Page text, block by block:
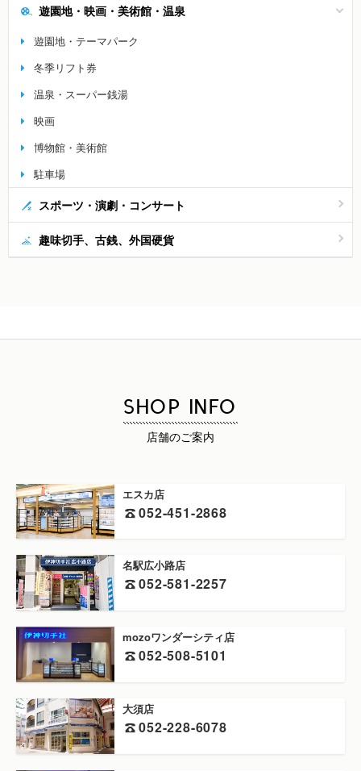
遊園地・映画・美術館・温泉
遊園地・テーマパーク
冬季リフト券
温泉・スーパー銭湯
映画
博物館・美術館
駐車場
スポーツ・演劇・コンサート
趣味切手、古銭、外国硬貨
SHOP INFO
店舗のご案内
エスカ店
052-451-2868
名駅広小路店
052-581-2257
mozoワンダーシティ店
052-508-5101
大須店
052-228-6078